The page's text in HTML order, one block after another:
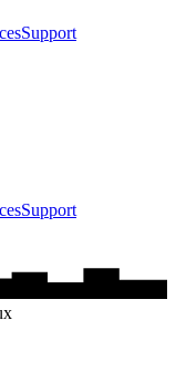
Support
Support